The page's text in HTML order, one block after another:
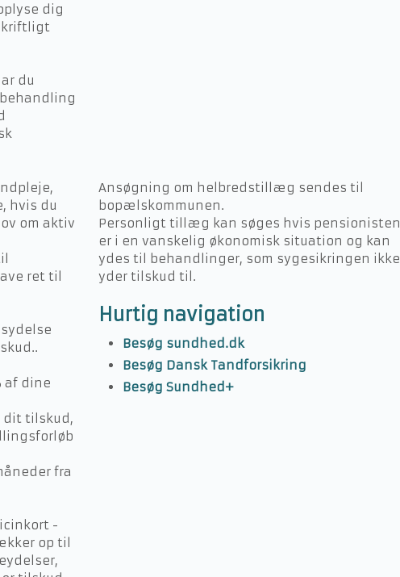
dig
du
hvis du
om aktiv
ret til
af dine
dit tilskud,
fra
-
op til
​​Ansøgning om helbredstillæg sendes til
bopælskommunen.
Personligt tillæg kan søges hvis pensionisten
er i en vanskelig økonomisk situation og kan
ydes til behandlinger, som sygesikringen ikke
yder tilskud til.
Hurtig navigation
Besøg sundhed.dk
Besøg Dansk Tandforsikring
Besøg Sundhed+